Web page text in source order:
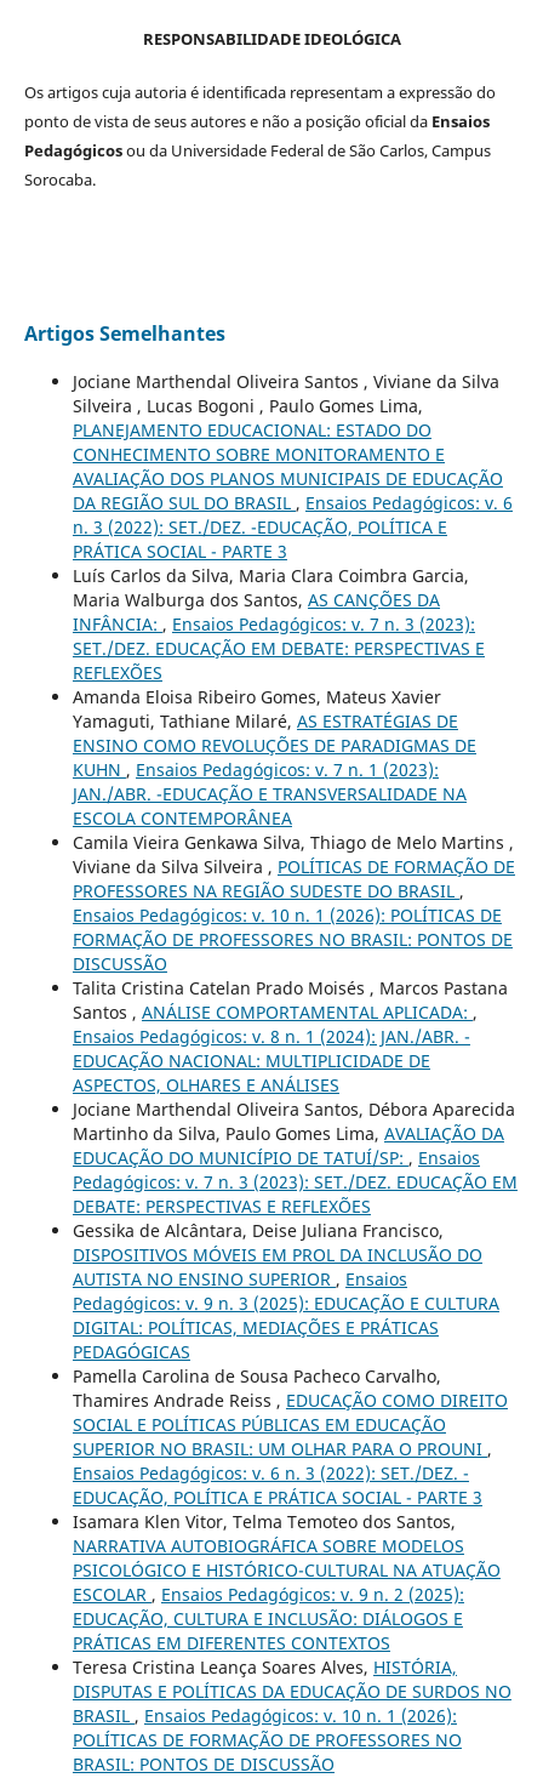
RESPONSABILIDADE IDEOLÓGICA
Os artigos cuja autoria é identificada representam a expressão do
ponto de vista de seus autores e não a posição oficial da Ensaios
Pedagógicosou da Universidade Federal de São Carlos, Campus
Sorocaba.
Artigos Semelhantes
Jociane Marthendal Oliveira Santos , Viviane da Silva
Silveira , Lucas Bogoni , Paulo Gomes Lima,
PLANEJAMENTO EDUCACIONAL: ESTADO DO
CONHECIMENTO SOBRE MONITORAMENTO E
AVALIAÇÃO DOS PLANOS MUNICIPAIS DE EDUCAÇÃO
DA REGIÃO SUL DO BRASIL , Ensaios Pedagógicos: v. 6
n. 3 (2022): SET./DEZ. -EDUCAÇÃO, POLÍTICA E
PRÁTICA SOCIAL - PARTE 3
Luís Carlos da Silva, Maria Clara Coimbra Garcia,
Maria Walburga dos Santos, AS CANÇÕES DA
INFÂNCIA: , Ensaios Pedagógicos: v. 7 n. 3 (2023):
SET./DEZ. EDUCAÇÃO EM DEBATE: PERSPECTIVAS E
REFLEXÕES
Amanda Eloisa Ribeiro Gomes, Mateus Xavier
Yamaguti, Tathiane Milaré, AS ESTRATÉGIAS DE
ENSINO COMO REVOLUÇÕES DE PARADIGMAS DE
KUHN , Ensaios Pedagógicos: v. 7 n. 1 (2023):
JAN./ABR. -EDUCAÇÃO E TRANSVERSALIDADE NA
ESCOLA CONTEMPORÂNEA
Camila Vieira Genkawa Silva, Thiago de Melo Martins ,
Viviane da Silva Silveira , POLÍTICAS DE FORMAÇÃO DE
PROFESSORES NA REGIÃO SUDESTE DO BRASIL ,
Ensaios Pedagógicos: v. 10 n. 1 (2026): POLÍTICAS DE
FORMAÇÃO DE PROFESSORES NO BRASIL: PONTOS DE
DISCUSSÃO
Talita Cristina Catelan Prado Moisés , Marcos Pastana
Santos , ANÁLISE COMPORTAMENTAL APLICADA: ,
Ensaios Pedagógicos: v. 8 n. 1 (2024): JAN./ABR. -
EDUCAÇÃO NACIONAL: MULTIPLICIDADE DE
ASPECTOS, OLHARES E ANÁLISES
Jociane Marthendal Oliveira Santos, Débora Aparecida
Martinho da Silva, Paulo Gomes Lima, AVALIAÇÃO DA
EDUCAÇÃO DO MUNICÍPIO DE TATUÍ/SP: , Ensaios
Pedagógicos: v. 7 n. 3 (2023): SET./DEZ. EDUCAÇÃO EM
DEBATE: PERSPECTIVAS E REFLEXÕES
Gessika de Alcântara, Deise Juliana Francisco,
DISPOSITIVOS MÓVEIS EM PROL DA INCLUSÃO DO
AUTISTA NO ENSINO SUPERIOR , Ensaios
Pedagógicos: v. 9 n. 3 (2025): EDUCAÇÃO E CULTURA
DIGITAL: POLÍTICAS, MEDIAÇÕES E PRÁTICAS
PEDAGÓGICAS
Pamella Carolina de Sousa Pacheco Carvalho,
Thamires Andrade Reiss , EDUCAÇÃO COMO DIREITO
SOCIAL E POLÍTICAS PÚBLICAS EM EDUCAÇÃO
SUPERIOR NO BRASIL: UM OLHAR PARA O PROUNI ,
Ensaios Pedagógicos: v. 6 n. 3 (2022): SET./DEZ. -
EDUCAÇÃO, POLÍTICA E PRÁTICA SOCIAL - PARTE 3
Isamara Klen Vitor, Telma Temoteo dos Santos,
NARRATIVA AUTOBIOGRÁFICA SOBRE MODELOS
PSICOLÓGICO E HISTÓRICO-CULTURAL NA ATUAÇÃO
ESCOLAR , Ensaios Pedagógicos: v. 9 n. 2 (2025):
EDUCAÇÃO, CULTURA E INCLUSÃO: DIÁLOGOS E
PRÁTICAS EM DIFERENTES CONTEXTOS
Teresa Cristina Leança Soares Alves, HISTÓRIA,
DISPUTAS E POLÍTICAS DA EDUCAÇÃO DE SURDOS NO
BRASIL , Ensaios Pedagógicos: v. 10 n. 1 (2026):
POLÍTICAS DE FORMAÇÃO DE PROFESSORES NO
BRASIL: PONTOS DE DISCUSSÃO